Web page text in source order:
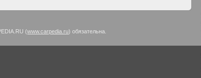
(www.carpedia.ru) обязательна.